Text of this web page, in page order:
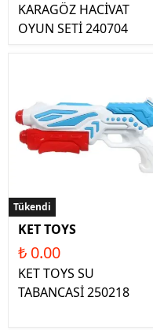
KARAGÖZ HACİVAT
OYUN SETİ 240704
Tükendi
KET TOYS
₺ 0.00
KET TOYS SU
TABANCASİ 250218